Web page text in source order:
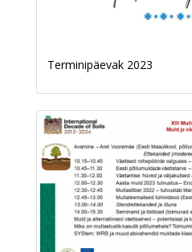
Terminipäevak 2023